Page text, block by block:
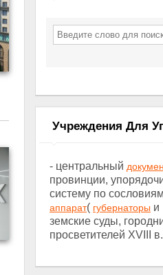
Учреждения Для
- центральный
провинции,
систему по
аппарат( губернаторы и
земские суды,
просветителей XVIII в.